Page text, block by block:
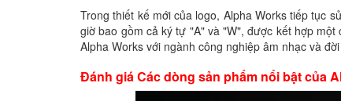
Trong thiết kế mới của logo, Alpha Works tiếp tục
giờ bao gồm cả ký tự "A" và "W", được kết hợp
Alpha Works với ngành công nghiệp âm nhạc và
Đánh giá Các dòng sản phẩm nổi bật của